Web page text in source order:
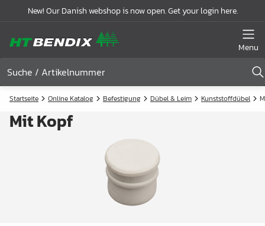
New! Our Danish webshop is now open. Get your login here.
Menu
Startseite Online Katalog Befestigung Dübel & Leim Kunststoffdübel
Mit Kopf